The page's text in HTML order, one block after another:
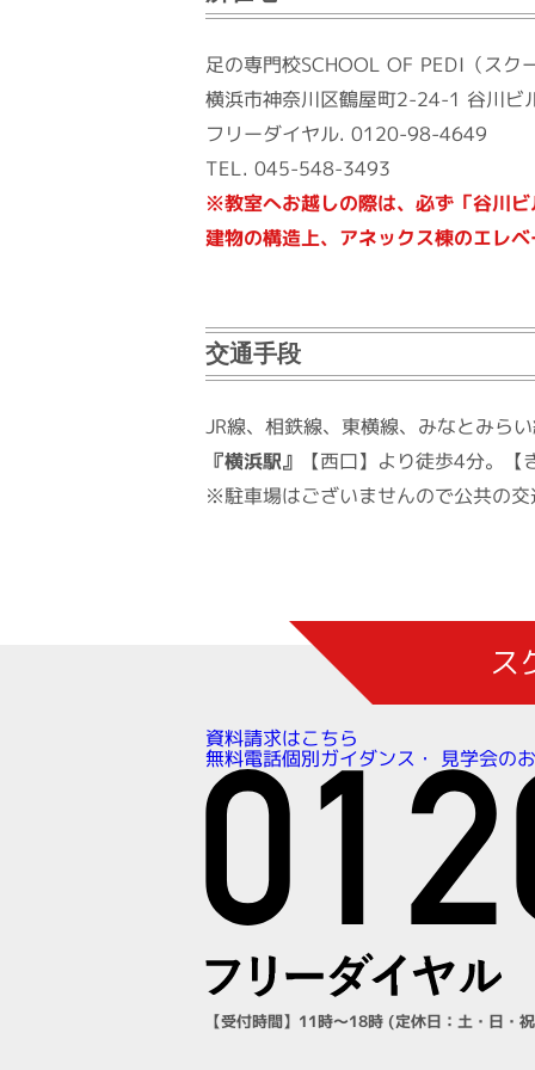
足の専門校SCHOOL OF PEDI（ス
横浜市神奈川区鶴屋町2-24-1 谷川ビ
フリーダイヤル. 0120-98-4649
TEL.045-548-3493
※教室へお越しの際は、必ず「谷川
建物の構造上、アネックス棟のエレ
交通手段
JR線、相鉄線、東横線、みなとみら
『横浜駅』 【西口】より徒歩4分。
※駐車場はございませんので公共の
ス
資料請求はこちら
無料電話個別ガイダンス・ 見学会の
【受付時間】11時～18時 (定休日：土・日・